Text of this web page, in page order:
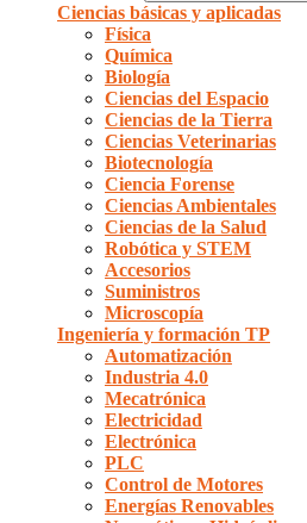
Ciencias básicas y aplicadas
Física
Química
Biología
Ciencias del Espacio
Ciencias de la Tierra
Ciencias Veterinarias
Biotecnología
Ciencia Forense
Ciencias Ambientales
Ciencias de la Salud
Robótica y STEM
Accesorios
Suministros
Microscopía
Ingeniería y formación TP
Automatización
Industria 4.0
Mecatrónica
Electricidad
Electrónica
PLC
Control de Motores
Energías Renovables